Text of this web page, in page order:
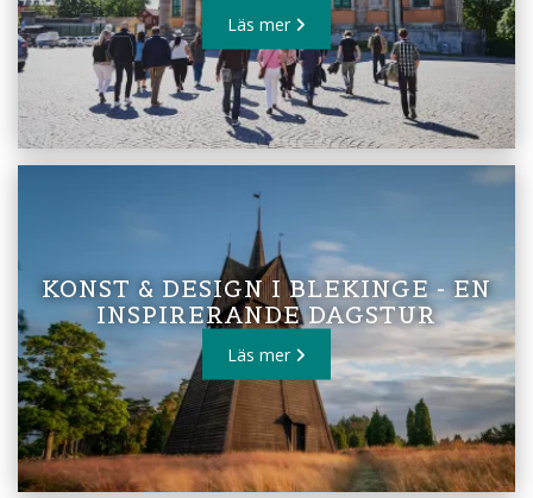
Läs mer
KONST & DESIGN I BLEKINGE - EN
INSPIRERANDE DAGSTUR
Läs mer